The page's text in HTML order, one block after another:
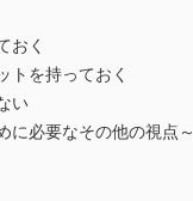
おく
トを持っておく
い
必要なその他の視点～